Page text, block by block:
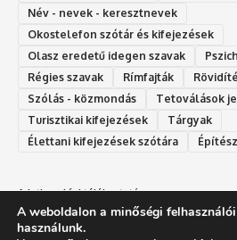
Név - nevek - keresztnevek
Okostelefon szótár és kifejezések
Olasz eredetű idegen szavak
Régies szavak
Rímfajták
Szólás - közmondás
Tetoválások
Turisztikai kifejezések
Tárgyak
Élettani kifejezések szótára
Adatkezelési tájékoztató
Felhasználási feltételek
A weboldalon a minőségi
használunk.